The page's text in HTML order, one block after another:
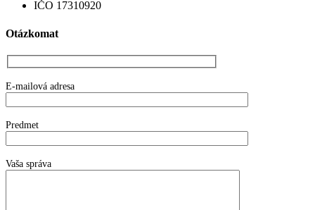
IČO 17310920
Otázkomat
E-mailová adresa
Predmet
Vaša správa